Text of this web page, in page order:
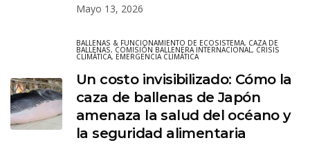
Mayo 13, 2026
BALLENAS & FUNCIONAMIENTO DE ECOSISTEMA, CAZA DE
BALLENAS, COMISIÓN BALLENERA INTERNACIONAL, CRISIS
CLIMÁTICA, EMERGENCIA CLIMÁTICA
Un costo invisibilizado: Cómo la
caza de ballenas de Japón
amenaza la salud del océano y
la seguridad alimentaria